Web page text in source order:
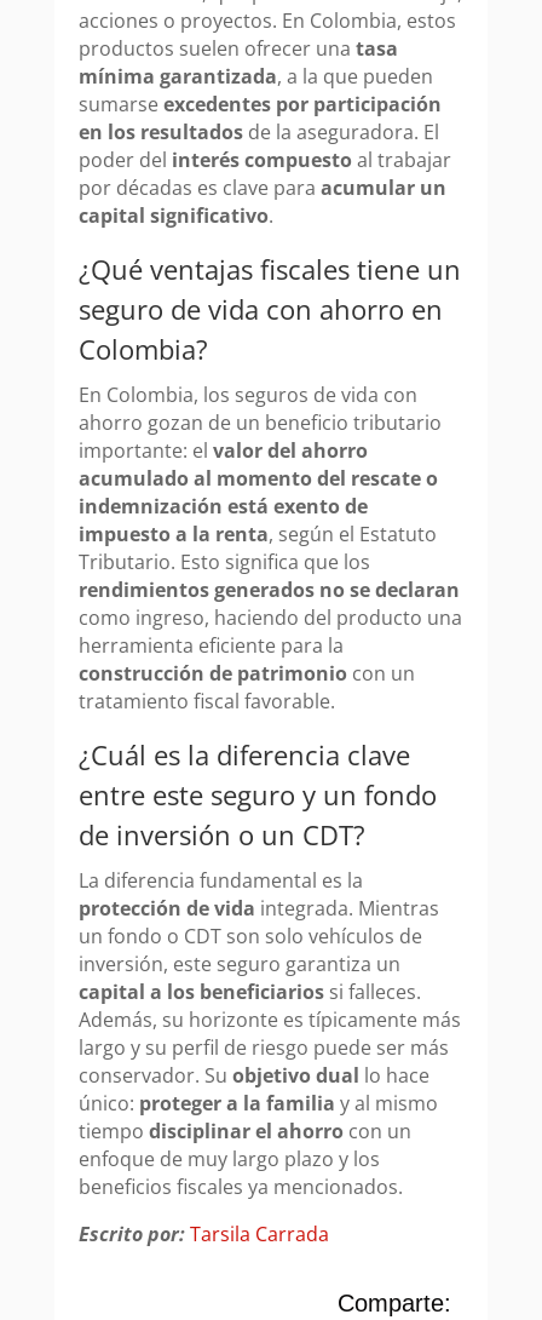
acciones o proyectos. En Colombia, estos
productos suelen ofrecer una tasa
mínima garantizada, a la que pueden
sumarseexcedentes por participación
en los resultadosde la aseguradora. El
poder del interés compuestoal trabajar
por décadas es clave para acumular un
capital significativo.
¿Qué ventajas fiscales tiene un
seguro de vida con ahorro en
Colombia?
En Colombia, los seguros de vida con
ahorro gozan de un beneficio tributario
importante: el valor del ahorro
acumulado al momento del rescate o
indemnización está exento de
impuesto a la renta, según el Estatuto
Tributario. Esto significa que los
rendimientos generados no se declaran
como ingreso, haciendo del producto una
herramienta eficiente para la
construcción de patrimoniocon un
tratamiento fiscal favorable.
¿Cuál es la diferencia clave
entre este seguro y un fondo
de inversión o un CDT?
La diferencia fundamental es la
protección de vida integrada. Mientras
un fondo o CDT son solo vehículos de
inversión, este seguro garantiza un
capital a los beneficiariossi falleces.
Además, su horizonte es típicamente más
largo y su perfil de riesgo puede ser más
conservador. Su objetivo dual lo hace
único: proteger a la familia y al mismo
tiempo disciplinar el ahorrocon un
enfoque de muy largo plazo y los
beneficios fiscales ya mencionados.
Escrito por:Tarsila Carrada
Comparte: